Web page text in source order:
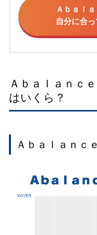
Ａｂａｌ
自分に合
Ａｂａｌａｎｃ
はいくら？
Ａｂａｌａｎｃ